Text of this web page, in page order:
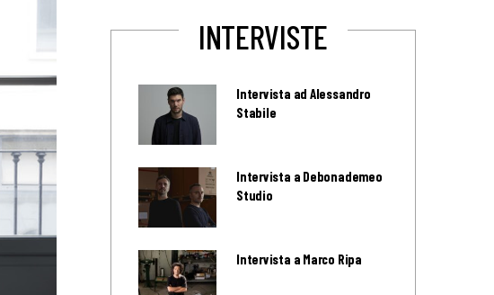
INTERVISTE
Intervista ad Alessandro
Stabile
Intervista a Debonademeo
Studio
Intervista a Marco Ripa